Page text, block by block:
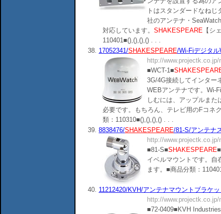
トはスタンダードなね
社のアンテナ・
対応しています。 SHAKESPEARE 【シ
110401■(),(),(),() . . .
38. 17052341/SHAKESPEARE/Wi-Fiデジタ
http://
■WCT-1■
3G/4G接続してインター
WEBアンテナです。Wi-
しむには、アップルま
必要です。もちろん、テレビ用のFコネ
類：110310■(),(),(),() . . .
39. 8838476/SHAKESPEARE/81-S/アンテナ
http://
■81-S■SHAKESPEARE
イベルマウントです。自
ます。■商品分類：
40. 11212420/KVH/アンテナマウントブラケ
http://
■72-0409■KVH